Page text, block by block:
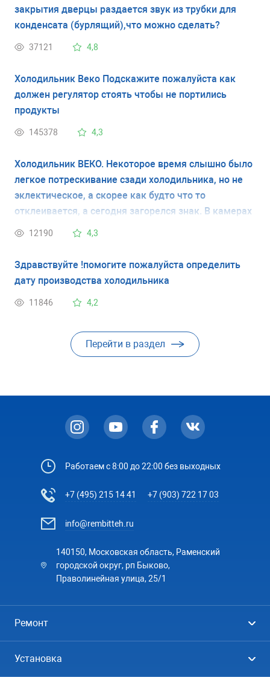
закрытия дверцы раздается звук из трубки для
конденсата (бурлящий),что можно сделать?
37121 4,8
Холодильник Веко Подскажите пожалуйста как
должен регулятор стоять чтобы не портились
продукты
145378 4,3
Холодильник ВЕКО. Некоторое время слышно было
легкое потрескивание сзади холодильника, но не
эклектическое, а скорее как будто что то
отклеивается, а сегодня загорелся знак. В камерах
холодно, но температуру пока не измерял(нечем).
ошибку. И что делать если это не поможет?
12190 4,3
Здравствуйте !помогите пожалуйста определить
дату производства холодильника
11846 4,2
Перейти в раздел
Работаем с 8:00 до 22:00 без выходных
+7 (495) 215 14 41 +7 (903) 722 17 03
info@rembitteh.ru
140150, Московская область, Раменский
городской округ, рп Быково,
Праволинейная улица, 25/1
Ремонт
Установка